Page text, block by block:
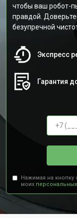
чтобы ваш робот-
правдой.
безупречной
Экспресс
Гарантия
Нажимая на кнопку
моих